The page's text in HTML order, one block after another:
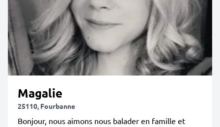
Magalie
25110, Fourbanne
Bonjour, nous aimons nous balader en famille et